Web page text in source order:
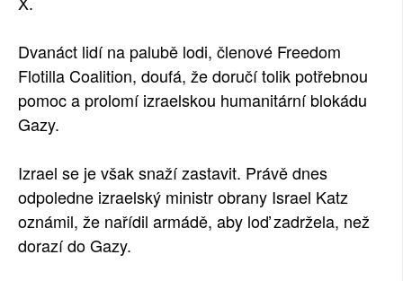
Dvanáct lidí na palubě lodi, členové Freedom
Flotilla Coalition, doufá, že doručí tolik potřebnou
pomoc a prolomí izraelskou humanitární blokádu
Gazy.
Izrael se je však snaží zastavit. Právě dnes
odpoledne izraelský ministr obrany Israel Katz
oznámil, že nařídil armádě, aby loď zadržela, než
dorazí do Gazy.